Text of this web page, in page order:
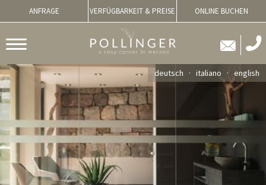
ANFRAGE VERFÜGBARKEIT & PREISE ONLINE BUCHEN
deutsch italiano english